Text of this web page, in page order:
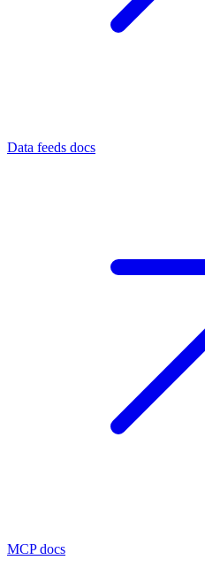
Data feeds docs
MCP docs